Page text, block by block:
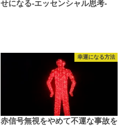
せになる-エッセンシャル思考-
幸運になる方法
赤信号無視をやめて不運な事故を